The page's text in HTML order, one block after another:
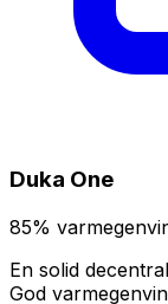
Duka One
85%
En solid
God